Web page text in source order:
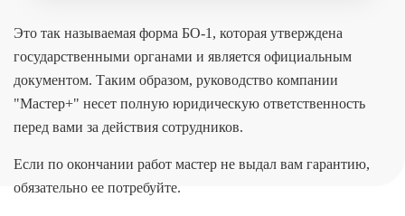
Это так называемая форма БО-1, которая утверждена
государственными органами и является официальным
документом. Таким образом, руководство компании
"Мастер+" несет полную юридическую ответственность
перед вами за действия сотрудников.
Если по окончании работ мастер не выдал вам гарантию,
обязательно ее потребуйте.